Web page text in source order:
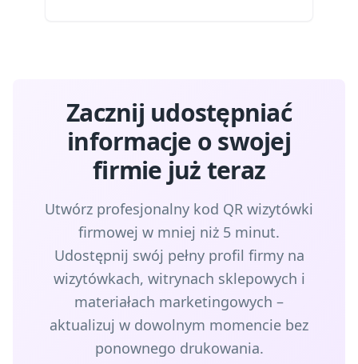
Zacznij udostępniać
informacje o swojej
firmie już teraz
Utwórz profesjonalny kod QR wizytówki
firmowej w mniej niż 5 minut.
Udostępnij swój pełny profil firmy na
wizytówkach, witrynach sklepowych i
materiałach marketingowych –
aktualizuj w dowolnym momencie bez
ponownego drukowania.